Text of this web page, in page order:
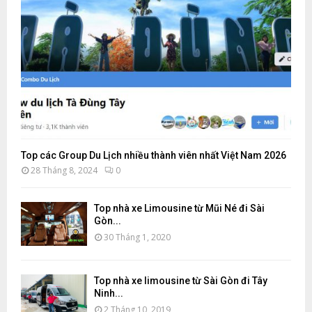
Top các Group Du Lịch nhiều thành viên nhất Việt Nam 2026
28 Tháng 8, 2024 0
Top nhà xe Limousine từ Mũi Né đi Sài
Gòn...
30 Tháng 1, 2020
Top nhà xe limousine từ Sài Gòn đi Tây
Ninh...
2 Tháng 10, 2019